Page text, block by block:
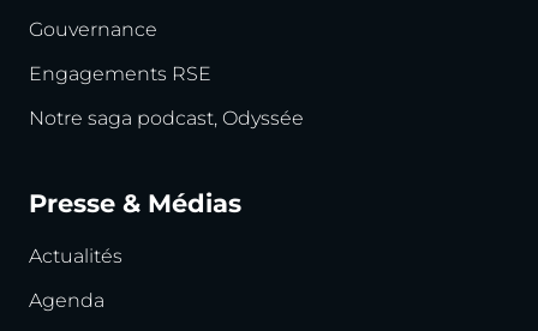
Gouvernance
Engagements RSE
Notre saga podcast, Odyssée
Presse & Médias
Actualités
Agenda